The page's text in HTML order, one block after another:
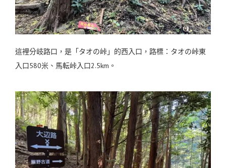
這裡分岐路口，是「タオの峠」的西入口，路標：タオの峠東
入口580米、馬転峠入口2.5km。